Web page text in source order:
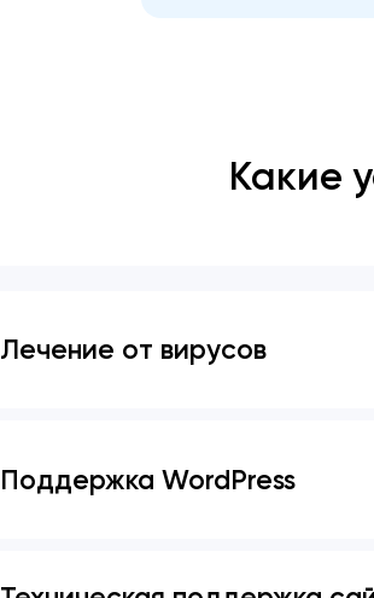
Какие
Лечение от вирусов
Поддержка WordPress